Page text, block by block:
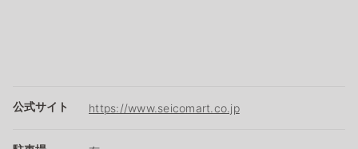
公式サイト https://www.seicomart.co.jp